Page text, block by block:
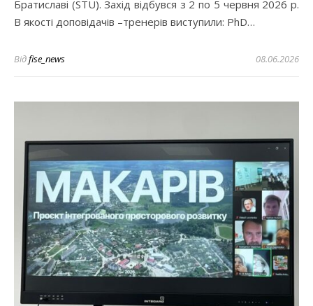
Братиславі (STU). Захід відбувся з 2 по 5 червня 2026 р.
В якості доповідачів –тренерів виступили: PhD…
Відfise_news 08.06.2026